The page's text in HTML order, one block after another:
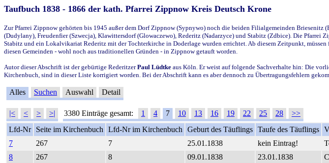
Taufbuch 1838 - 1866 der kath. Pfarrei Zippnow Kreis Deutsch Krone
Zur Pfarrei Zippnow gehörten bis 1945 außer dem Dorf Zippnow (Sypnywo) noch die beiden Filialgemeinden
(Dudylany), Freudenfier (Szwecja), Klawittersdorf (Glowaczewo), Rederitz (Nadarzyce) und Stabitz (Zdbice). Die
Stabitz und ein Lokalvikariat Rederitz mit der Tochterkirche in Doderlage wurden errichtet. Ab diesem Zeitpunkt,
diesen Gemeinden - wohl noch aus traditionellen Gründen - in Zippnow getauft worden.
Autor dieser Abschrift ist der gebürtige RederitzerPaul Lüdtke aus Köln. Er weist auf folgende Sachverhalte hin: Die
Kirchenbuch, sind in dieser Liste korrigiert worden. Bei der Abschrift kann es aber dennoch zu Übertragungsfehlern
Alles Suchen Auswahl Detail
|< < > >| 3380 Einträge gesamt: 1 4 7 10 13 16 19 22 25 28
>>
Lfd-Nr
Seite im Kirchenbuch Lfd-Nr im Kirchenbuch Geburt des Täuflings Taufe des Täuflings
7
267 7 25.01.1838 kein Eintrag!
8
267 8 09.01.1838 23.01.1838